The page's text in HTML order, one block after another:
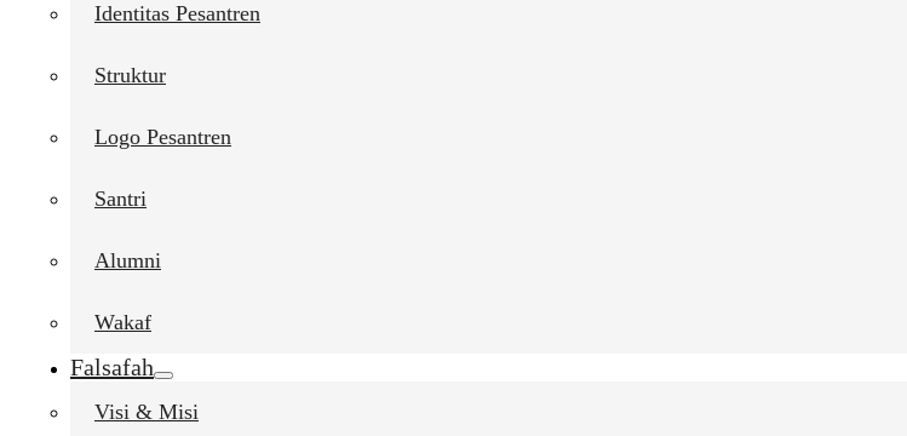
Identitas Pesantren
Struktur
Logo Pesantren
Santri
Alumni
Wakaf
Falsafah
Visi & Misi